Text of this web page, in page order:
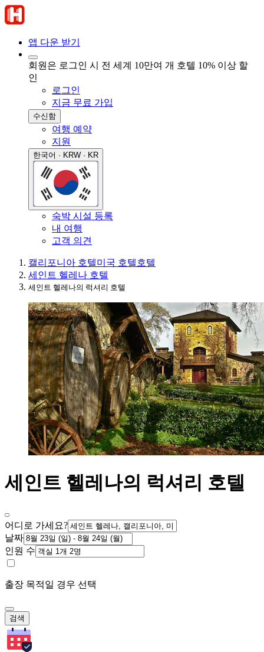
앱 다운 받기
회원은 로그인 시 전 세계 10만여 개 호텔 10% 이상 할
인
로그인
지금 무료 가입
수신함
여행 예약
지원
한국어 · KRW · KR
숙박 시설 등록
내 여행
고객 의견
캘리포니아 호텔미국 호텔호텔
세인트 헬레나 호텔
세인트 헬레나의 럭셔리 호텔
세인트 헬레나의 럭셔리 호텔
어디로 가세요?
날짜
인원 수
출장 목적일 경우 선택
검색